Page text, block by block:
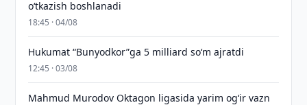
o‘tkazish boshlanadi
18:45 · 04/08
Hukumat “Bunyodkor”ga 5 milliard so‘m ajratdi
12:45 · 03/08
Mahmud Murodov Oktagon ligasida yarim og‘ir vazn